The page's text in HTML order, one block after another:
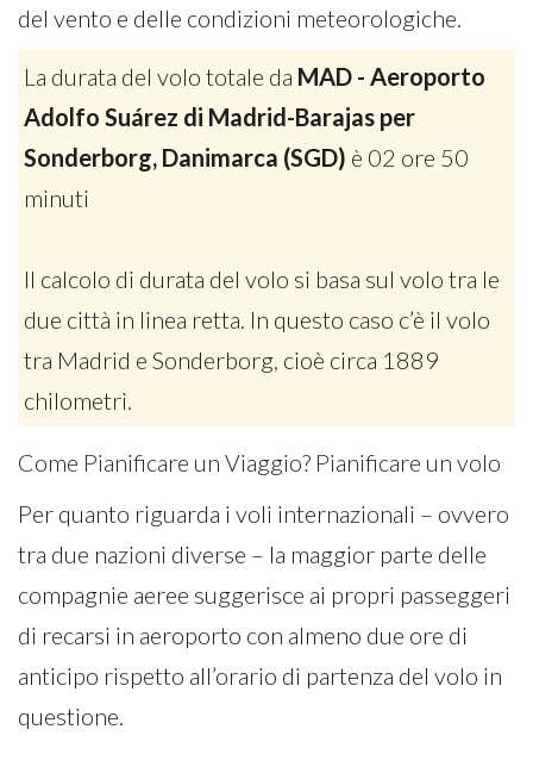
del vento e delle condizioni meteorologiche.
La durata del volo totale da MAD - Aeroporto
Adolfo Suárez di Madrid-Barajas per
Sonderborg, Danimarca (SGD) è 02 ore 50
minuti
Il calcolo di durata del volo si basa sul volo tra le
due città in linea retta. In questo caso c’è il volo
tra Madrid e Sonderborg, cioè circa 1889
chilometri.
Come Pianificare un Viaggio? Pianificare un volo
Per quanto riguarda i voli internazionali – ovvero
tra due nazioni diverse – la maggior parte delle
compagnie aeree suggerisce ai propri passeggeri
di recarsi in aeroporto con almeno due ore di
anticipo rispetto all’orario di partenza del volo in
questione.